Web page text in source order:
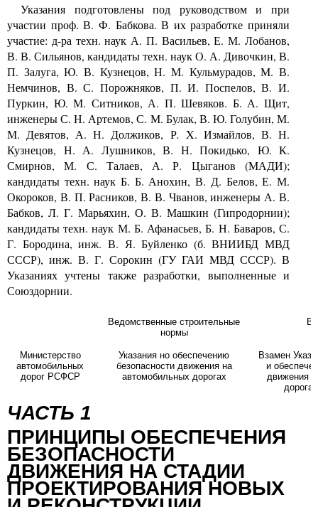
Указания подготовлены под руководством и при
участии проф. В. Ф. Бабкова. В их разработке приняли
участие: д-ра техн. наук А. П. Васильев, Е. М. Лобанов,
В. В. Сильянов, кандидаты техн. наук О. А. Дивочкин, В.
П. Залуга, Ю. В. Кузнецов, Н. М. Кульмурадов, М. В.
Немчинов, В. С. Порожняков, П. И. Поспелов, В. И.
Пуркин, Ю. М. Ситников, А. П. Шевяков. Б. А. Щит,
инженеры С. Н. Артемов, С. М. Булак, В. Ю. Голубин, М.
М. Девятов, А. Н. Должиков, Р. X. Измайлов, В. Н.
Кузнецов, Н. А. Лушников, В. Н. Покидько, Ю. К.
Смирнов, М. С. Талаев, А. Р. Цыганов (МАДИ);
кандидаты техн. наук Б. Б. Анохин, В. Д. Белов, Е. М.
Окороков, В. П. Расников, В. В. Чванов, инженеры А. В.
Бабков, Л. Г. Марьяхин, О. В. Машкин (Гипродорнии);
кандидаты техн. наук М. Б. Афанасьев, Б. Н. Баваров, С.
Г. Бородина, инж. В. Я. Буйленко (б. ВНИИБД МВД
СССР), инж. В. Г. Сорокин (ГУ ГАИ МВД СССР). В
Указаниях учтены также разработки, выполненные и
Союздорнии.
Ведомственные строительные
нормы
Министерство
автомобильных
дорог РСФСР
Указания но обеспечению
безопасности движения на
автомобильных дорогах
Взамен
и
движения
ЧАСТЬ 1
ПРИНЦИПЫ ОБЕСПЕЧЕНИЯ
БЕЗОПАСНОСТИ
ДВИЖЕНИЯ НА СТАДИИ
ПРОЕКТИРОВАНИЯ НОВЫХ